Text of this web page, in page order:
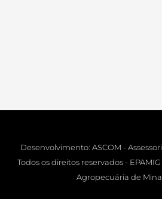
Desenvolvimento: ASCOM -
Todos os direitos reservados -
Agropecuária de